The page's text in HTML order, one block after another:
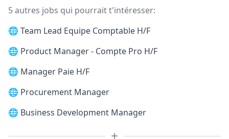
5 autres jobs qui pourrait t'intéresser:
🌐 Team Lead Equipe Comptable H/F
🌐 Product Manager - Compte Pro H/F
🌐 Manager Paie H/F
🌐 Procurement Manager
🌐 Business Development Manager